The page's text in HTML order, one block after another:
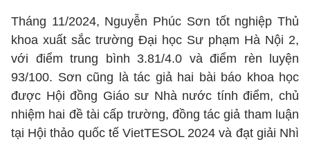
Tháng 11/2024, Nguyễn Phúc Sơn tốt nghiệp Thủ
khoa xuất sắc trường Đại học Sư phạm Hà Nội 2,
với điểm trung bình 3.81/4.0 và điểm rèn luyện
93/100. Sơn cũng là tác giả hai bài báo khoa học
được Hội đồng Giáo sư Nhà nước tính điểm, chủ
nhiệm hai đề tài cấp trường, đồng tác giả tham luận
tại Hội thảo quốc tế VietTESOL 2024 và đạt giải Nhì